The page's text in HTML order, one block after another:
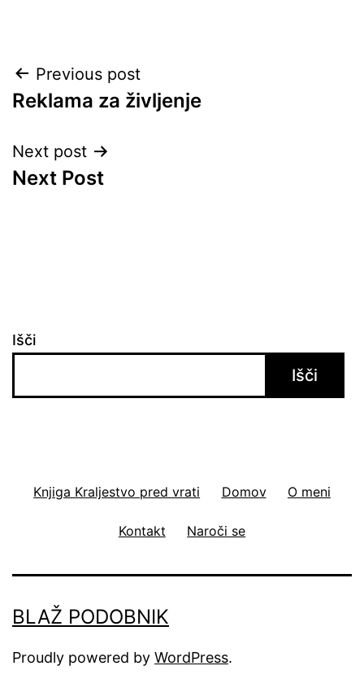
Post
navigation
Previous post
Reklama za življenje
Next post
Next Post
Išči
Išči
Knjiga Kraljestvo pred vrati Domov O meni
Kontakt Naroči se
BLAŽ PODOBNIK
Proudly powered by WordPress.